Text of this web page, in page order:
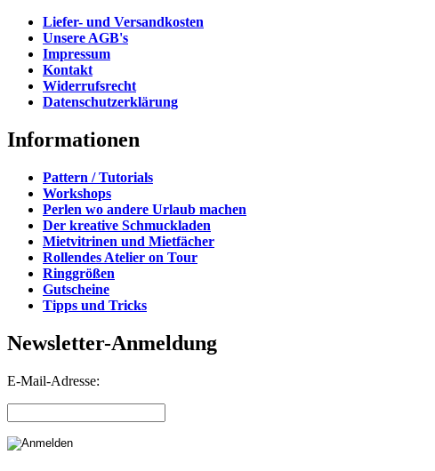
Liefer- und Versandkosten
Unsere AGB's
Impressum
Kontakt
Widerrufsrecht
Datenschutzerklärung
Informationen
Pattern / Tutorials
Workshops
Perlen wo andere Urlaub machen
Der kreative Schmuckladen
Mietvitrinen und Mietfächer
Rollendes Atelier on Tour
Ringgrößen
Gutscheine
Tipps und Tricks
Newsletter-Anmeldung
E-Mail-Adresse: